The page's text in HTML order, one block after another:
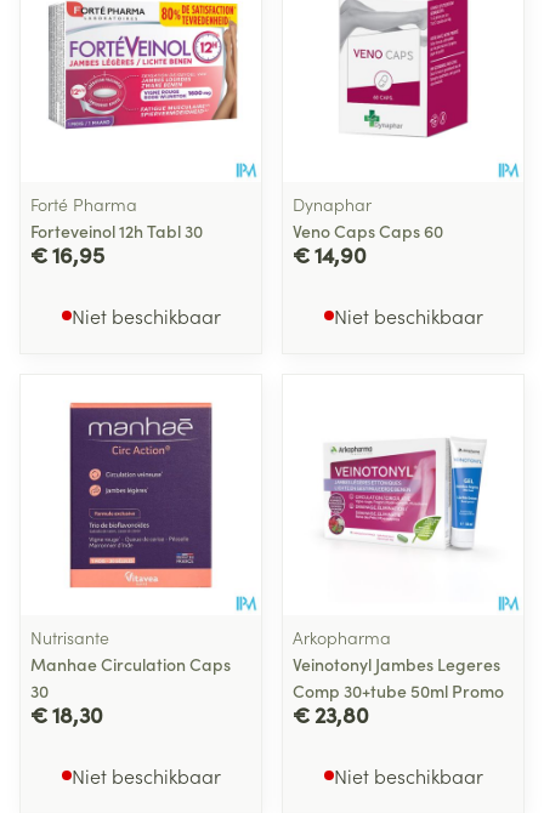
Forté Pharma
Forteveinol 12h Tabl 30
€ 16,95
Niet beschikbaar
Dynaphar
Veno Caps Caps 60
€ 14,90
Niet beschikbaar
Nutrisante
Manhae Circulation Caps
30
€ 18,30
Niet beschikbaar
Arkopharma
Veinotonyl Jambes Legeres
Comp 30+tube 50ml Promo
€ 23,80
Niet beschikbaar